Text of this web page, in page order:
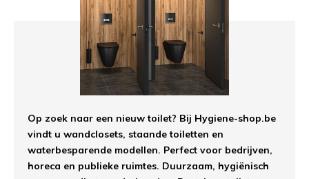
Op zoek naar een nieuw toilet? Bij Hygiene-shop.be
vindt u wandclosets, staande toiletten en
waterbesparende modellen. Perfect voor bedrijven,
horeca en publieke ruimtes. Duurzaam, hygiënisch